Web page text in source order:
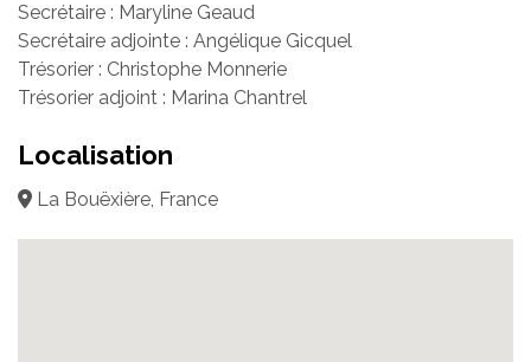
Secrétaire : Maryline Geaud
Secrétaire adjointe : Angélique Gicquel
Trésorier : Christophe Monnerie
Trésorier adjoint : Marina Chantrel
Localisation
La Bouëxière, France